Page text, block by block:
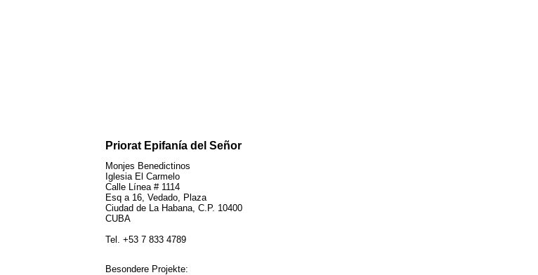
Priorat Epifanía del Señor
Monjes Benedictinos
Iglesia El Carmelo
Calle Línea # 1114
Esq a 16, Vedado, Plaza
Ciudad de La Habana, C.P. 10400
CUBA
Tel. +53 7 833 4789
Besondere Projekte: